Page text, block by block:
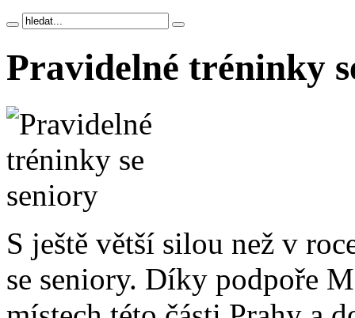
Pravidelné tréninky
S ještě větší silou než v
se seniory. Díky podpoře